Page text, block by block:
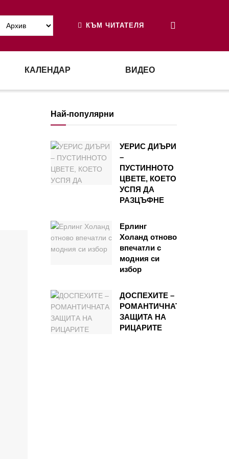
КЪМ ЧИТАТЕЛЯ
КАЛЕНДАР ВИДЕО
Най-популярни
УЕРИС ДИЪРИ
–
ПУСТИННОТО
ЦВЕТЕ, КОЕТО
УСПЯ ДА
РАЗЦЪФНЕ
Ерлинг
Холанд отново
впечатли с
модния си
избор
ДОСПЕХИТЕ –
РОМАНТИЧНАТА
ЗАЩИТА НА
РИЦАРИТЕ